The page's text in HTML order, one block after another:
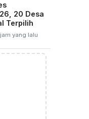
20 Desa
Terpilih
yang lalu